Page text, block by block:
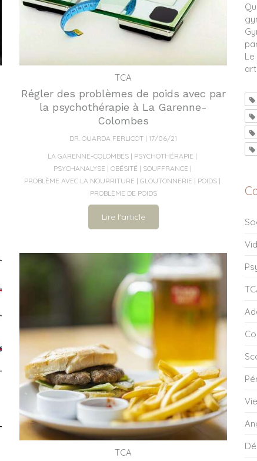
TCA
Régler des problèmes de poids avec par
la psychothérapie à La Garenne-
Colombes
DR. OUARDA FERLICOT 17/06/21
LA GARENNE-COLOMBES
PSYCHOTHÉRAPIE
PSYCHANALYSE
OBÉSITÉ
SOUFFRANCE
PROBLÈME AVEC LA NOURRITURE
GLOUTONNERIE
POIDS
PROBLÈME DE POIDS
Lire l'article
TCA
Le